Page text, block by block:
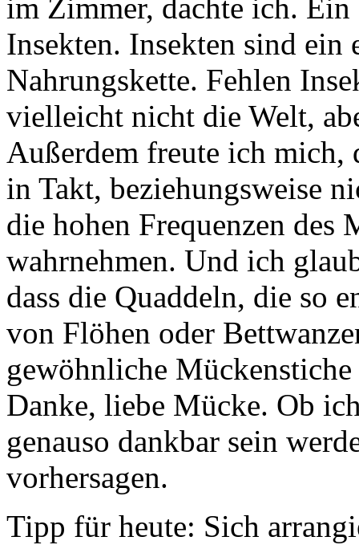
im Zimmer, dachte ich.
Insekten. Insekten sind
Nahrungskette. Fehlen
vielleicht nicht die Welt,
Außerdem freute ich mich,
in Takt, beziehungsweise
die hohen Frequenzen des
wahrnehmen. Und ich
dass die Quaddeln, die so
von Flöhen oder
gewöhnliche
Danke, liebe Mücke. Ob
genauso dankbar sein
vorhersagen.
Tipp für heute: Sich